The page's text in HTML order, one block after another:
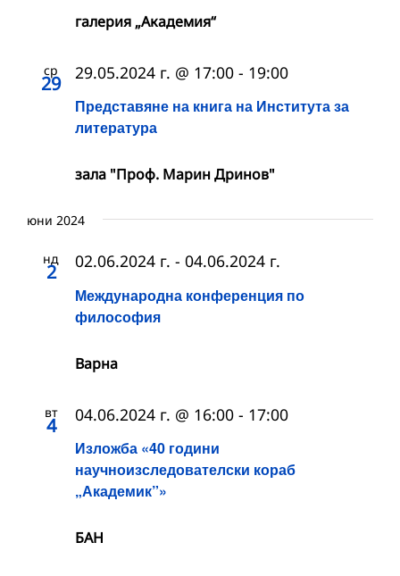
галерия „Академия“
ср
29
Представяне на книга на Института за
литература
29.05.2024 г. @ 17:00 - 19:00
зала "Проф. Марин Дринов"
юни 2024
нд
2
Международна конференция по
философия
02.06.2024 г. - 04.06.2024 г.
Варна
вт
4
Изложба «40 години
научноизследователски кораб
„Академик”»
04.06.2024 г. @ 16:00 - 17:00
БАН